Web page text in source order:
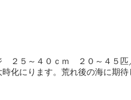
５～４０ｃｍ ２０～４５匹
化にります。荒れ後の海に期待